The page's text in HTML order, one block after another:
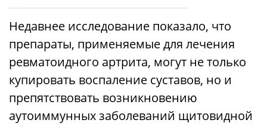
Недавнее исследование показало, что
препараты, применяемые для лечения
ревматоидного артрита, могут не только
купировать воспаление суставов, но и
препятствовать возникновению
аутоиммунных заболеваний щитовидной